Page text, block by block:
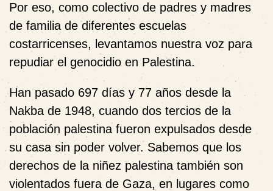
Por eso, como colectivo de padres y madres
de familia de diferentes escuelas
costarricenses, levantamos nuestra voz para
repudiar el genocidio en Palestina.
Han pasado 697 días y 77 años desde la
Nakba de 1948, cuando dos tercios de la
población palestina fueron expulsados desde
su casa sin poder volver. Sabemos que los
derechos de la niñez palestina también son
violentados fuera de Gaza, en lugares como